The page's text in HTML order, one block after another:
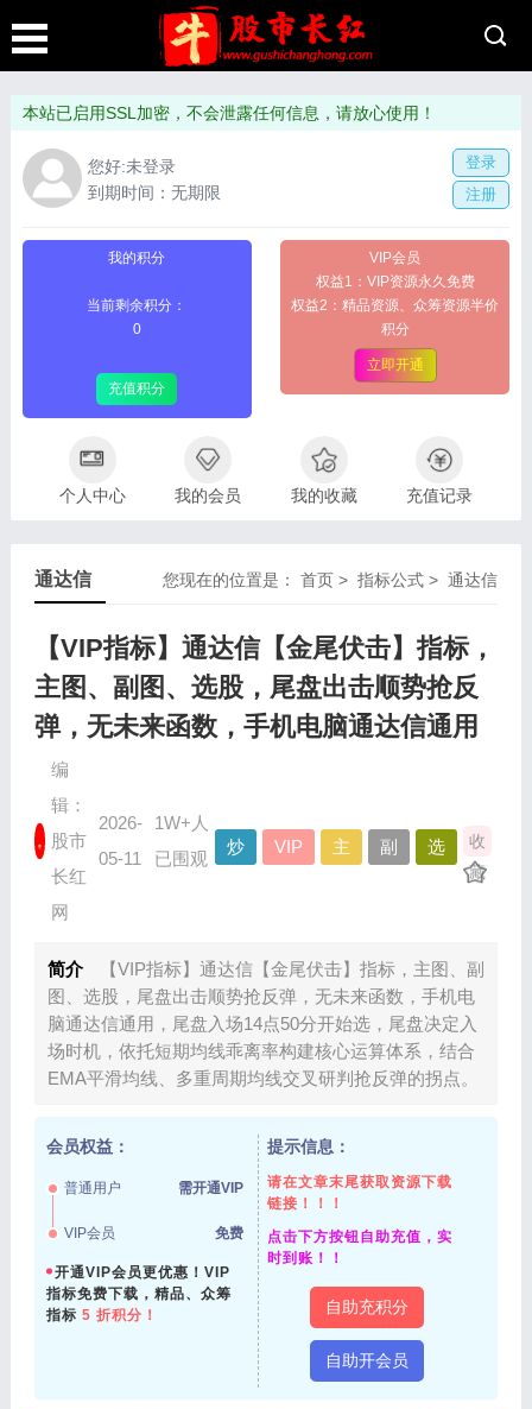
本站已启用SSL加密，不会泄露任何信息，请放心使用！
您好:未登录
到期时间：无期限
登录
注册
我的积分
当前剩余积分：
0
充值积分
VIP会员
权益1：VIP资源永久免费
权益2：精品资源、众筹资源半价
积分
立即开通
个人中心 我的会员 我的收藏 充值记录
您现在的位置是：首页 >指标公式 >通达信
通达信
【VIP指标】通达信【金尾伏击】指标，
主图、副图、选股，尾盘出击顺势抢反
弹，无未来函数，手机电脑通达信通用
编
辑：
股市
长红
网
2026-
05-11
1W+人
已围观
炒
VIP
主
副
选
收
藏
简介
【VIP指标】通达信【金尾伏击】指标，主图、副
图、选股，尾盘出击顺势抢反弹，无未来函数，手机电
脑通达信通用，尾盘入场14点50分开始选，尾盘决定入
场时机，依托短期均线乖离率构建核心运算体系，结合
EMA平滑均线、多重周期均线交叉研判抢反弹的拐点。
会员权益：
普通用户 需开通VIP
VIP会员 免费
开通VIP会员更优惠！VIP
指标免费下载，精品、众筹
指标 5 折积分！
提示信息：
请在文章末尾获取资源下载
链接！！！
点击下方按钮自助充值，实
时到账！！
自助充积分
自助开会员